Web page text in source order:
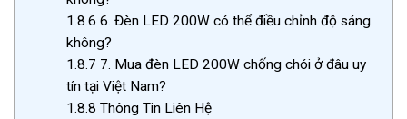
1.8.6 6. Đèn LED 200W có thể điều chỉnh độ sáng
không?
1.8.7 7. Mua đèn LED 200W chống chói ở đâu uy
tín tại Việt Nam?
1.8.8 Thông Tin Liên Hệ